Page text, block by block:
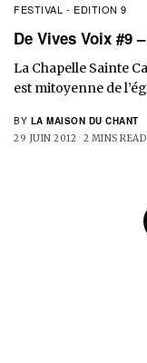
FESTIVAL - EDITION 9
De Vives Voix #9
La Chapelle Sainte
est mitoyenne de
BY LA MAISON DU CHANT
29 JUIN 2012 2 MINS READ